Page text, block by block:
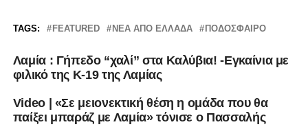
TAGS: FEATURED ΝΕΑ ΑΠΟ ΕΛΛΑΔΑ ΠΟΔΟΣΦΑΙΡΟ
Λαμία : Γήπεδο “χαλί” στα Καλύβια! -Eγκαίνια με
φιλικό της Κ-19 της Λαμίας
Video | «Σε μειονεκτική θέση η ομάδα που θα
παίξει μπαράζ με Λαμία» τόνισε ο Πασσαλής